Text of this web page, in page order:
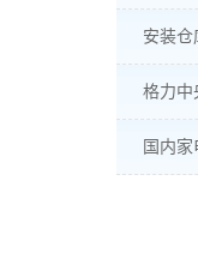
安装仓
格力中
国内家